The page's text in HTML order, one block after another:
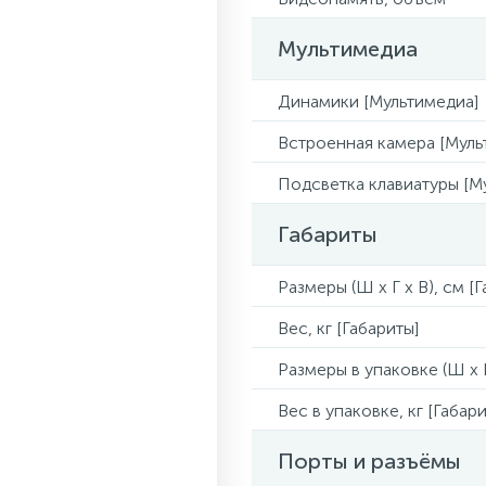
Мультимедиа
Динамики [Мультимедиа]
Встроенная камера
Подсветка клавиатуры
Габариты
Размеры (Ш x Г x В), см
Вес, кг [Габариты]
Размеры в упаковке (Ш x
Вес в упаковке, кг
Порты и разъёмы